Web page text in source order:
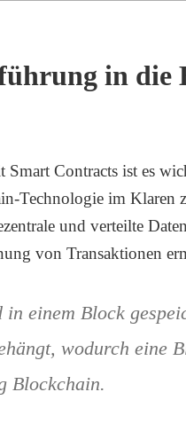
in die
Smart Contracts ist es
Technologie im Klaren
und verteilte
von Transaktionen
einem Block
wodurch eine
Blockchain.